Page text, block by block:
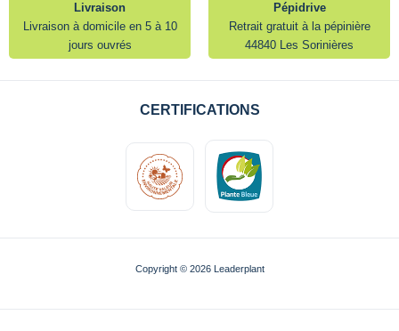
Livraison
Livraison à domicile en 5 à 10
jours ouvrés
Pépidrive
Retrait gratuit à la pépinière
44840 Les Sorinières
CERTIFICATIONS
Copyright © 2026 Leaderplant